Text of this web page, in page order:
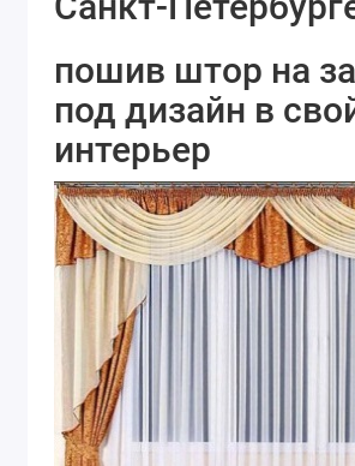
пошив штор на
под дизайн в
интерьер